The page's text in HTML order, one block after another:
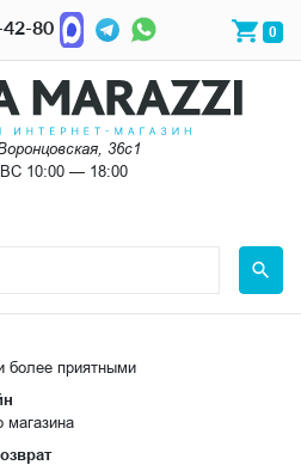
80 0
36с1
10:00 — 18:00
более приятными
магазина